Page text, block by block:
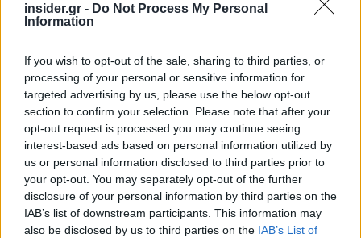
insider.gr - Do Not Process My Personal
Information
If you wish to opt-out of the sale, sharing to third parties, or
processing of your personal or sensitive information for
targeted advertising by us, please use the below opt-out
section to confirm your selection. Please note that after your
opt-out request is processed you may continue seeing
interest-based ads based on personal information utilized by
us or personal information disclosed to third parties prior to
your opt-out. You may separately opt-out of the further
disclosure of your personal information by third parties on the
IAB’s list of downstream participants. This information may
also be disclosed by us to third parties on the IAB’s List of
Σύμφωνα με στοιχεία της εταιρείας ναυτιλιακής